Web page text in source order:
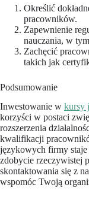
Określić
pracowników.
Zapewnienie
nauczania, w
Zachęcić
takich jak
Podsumowanie
Inwestowanie w kursy
korzyści w postaci
rozszerzenia
kwalifikacji
językowych firmy staje
zdobycie rzeczywistej
skontaktowania się z
wspomóc Twoją